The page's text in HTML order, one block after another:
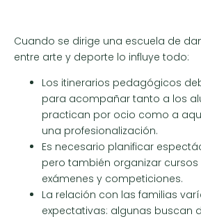
Cuando se dirige una escuela de
entre arte y deporte lo influye todo:
Los itinerarios pedagógicos
para acompañar tanto a los
practican por ocio como a
una profesionalización.
Es necesario planificar
pero también organizar cursos
exámenes y competiciones.
La relación con las familias
expectativas: algunas buscan